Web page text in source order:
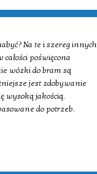
Na te i szereg innych
poświęcona
wózki do bram są
jest zdobywanie
wysoką jakością.
do potrzeb.